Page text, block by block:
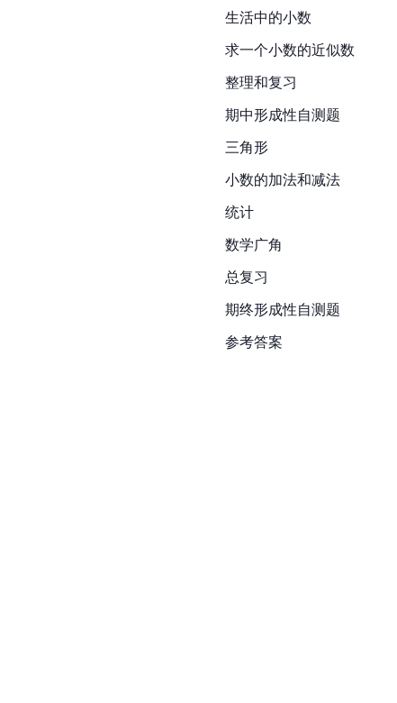
生活中的小数
求一个小数的近似数
整理和复习
期中形成性自测题
三角形
小数的加法和减法
统计
数学广角
总复习
期终形成性自测题
参考答案